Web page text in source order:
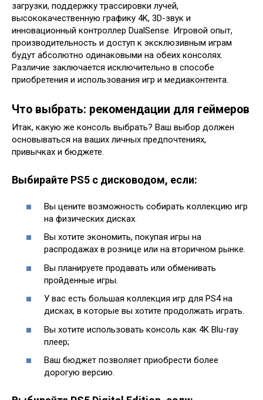
загрузки, поддержку трассировки лучей,
высококачественную графику 4K, 3D-звук и
инновационный контроллер DualSense. Игровой опыт,
производительность и доступ к эксклюзивным играм
будут абсолютно одинаковыми на обеих консолях.
Различие заключается исключительно в способе
приобретения и использования игр и медиаконтента.
Что выбрать: рекомендации для геймеров
Итак, какую же консоль выбрать? Ваш выбор должен
основываться на ваших личных предпочтениях,
привычках и бюджете.
Выбирайте PS5 с дисководом, если:
Вы цените возможность собирать коллекцию игр
на физических дисках.
Вы хотите экономить, покупая игры на
распродажах в рознице или на вторичном рынке.
Вы планируете продавать или обменивать
пройденные игры.
У вас есть большая коллекция игр для PS4 на
дисках, в которые вы хотите продолжать играть.
Вы хотите использовать консоль как 4K Blu-ray
плеер;
Ваш бюджет позволяет приобрести более
дорогую версию.